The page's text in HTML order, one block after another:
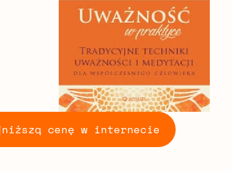
cenę w internecie